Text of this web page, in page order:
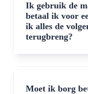
Ik gebruik de
betaal ik voor
ik alles de
terugbreng?
Moet ik borg